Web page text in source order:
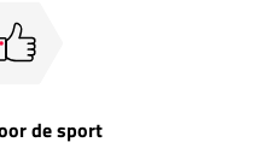
de sport